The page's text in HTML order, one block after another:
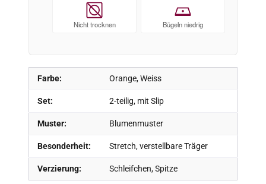
Farbe: Orange, Weiss
Set: 2-teilig, mit Slip
Muster: Blumenmuster
Besonderheit: Stretch, verstellbare Träger
Verzierung: Schleifchen, Spitze
Nicht trocknen Bügeln niedrig